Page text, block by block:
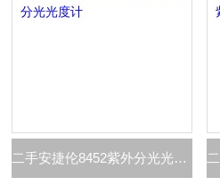
二手安捷伦8452紫外分光光度计